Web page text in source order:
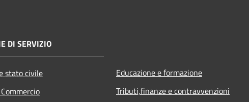
DI SERVIZIO
stato civile
Educazione e formazione
Tributi,finanze e contravvenzioni